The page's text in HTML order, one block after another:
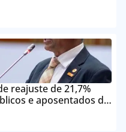
reajuste de 21,7%
e aposentados do